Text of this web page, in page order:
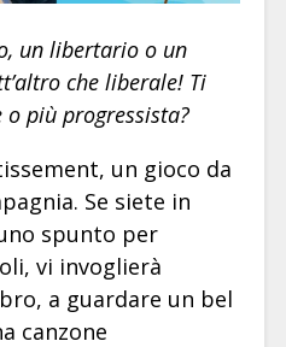
un libertario o un
che liberale! Ti
più progressista?
un gioco da
Se siete in
spunto per
vi invoglierà
a guardare un bel
canzone